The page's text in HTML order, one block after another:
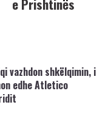
vazhdon shkëlqimin, i
edhe Atletico